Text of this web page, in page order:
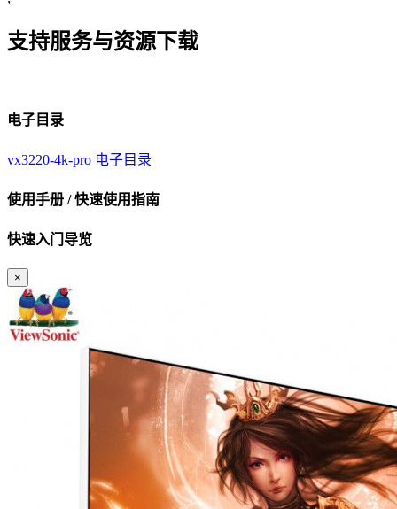
支持服务与资源下载
电子目录
vx3220-4k-pro 电子目录
使用手册 / 快速使用指南
快速入门导览
×